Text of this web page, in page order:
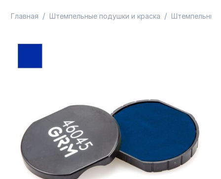
Главная / Штемпельные подушки и краска / Штемпельные